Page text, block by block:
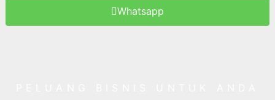
Whatsapp